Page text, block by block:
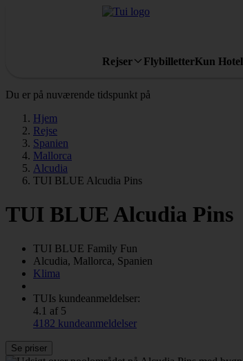
Rejser FlybilletterKun Hotel
Du er på nuværende tidspunkt på
Hjem
Rejse
Spanien
Mallorca
Alcudia
TUI BLUE Alcudia Pins
TUI BLUE Alcudia Pins
TUI BLUE Family Fun
Alcudia, Mallorca, Spanien
Klima
TUIs kundeanmeldelser:
4.1 af 5
4182 kundeanmeldelser
Se priser